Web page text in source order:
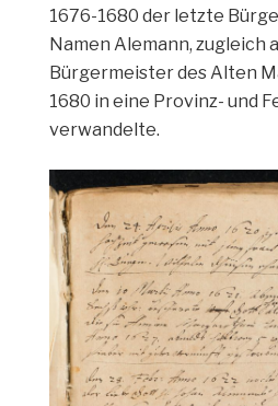
1676-1680 der letzte
Namen Alemann, zugleich
Bürgermeister des Alten
1680 in eine Provinz- und
verwandelte.